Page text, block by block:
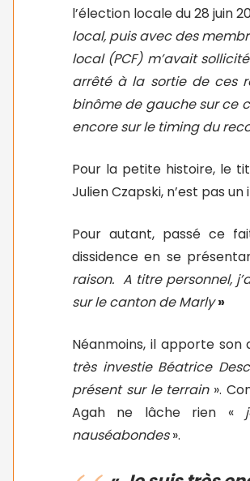
l’élection locale du 28 juin
local, puis avec des
local (PCF) m’avait
arrêté à la sortie de ces
binôme de gauche sur ce
encore sur le timing du
Pour la petite histoire, le
Julien Czapski, n’est pas
Pour autant, passé ce
dissidence en se
raison. A titre personnel,
sur le canton de Marly »
Néanmoins, il apporte
très investie Béatrice
présent sur le terrain ».
Agah ne lâche rien «
nauséabondes».